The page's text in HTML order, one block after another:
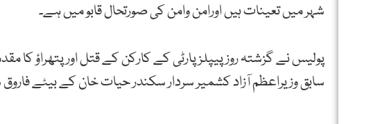
شہر میں تعینات ہیں اورامن وامن کی صورتحال قابو میں ہے۔
سابق وزیراعظم آزاد کشمیر سردار سکندر حیات خان کے بیٹے